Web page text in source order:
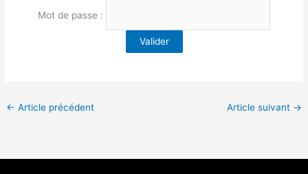
Mot de passe :
← Article précédent Article suivant →